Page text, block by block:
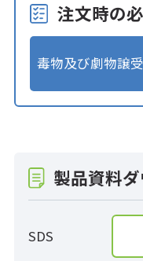
注文時の
毒物及び劇物譲
製品資料
SDS